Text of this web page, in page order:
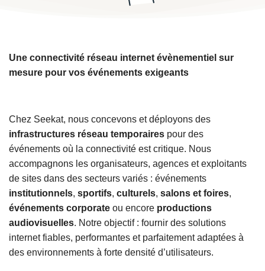
Une connectivité réseau internet évènementiel sur
mesure pour vos événements exigeants
Chez Seekat, nous concevons et déployons des
infrastructures réseau temporaires pour des
événements où la connectivité est critique. Nous
accompagnons les organisateurs, agences et exploitants
de sites dans des secteurs variés : événements
institutionnels, sportifs, culturels, salons et foires,
événements corporate ou encore productions
audiovisuelles. Notre objectif : fournir des solutions
internet fiables, performantes et parfaitement adaptées à
des environnements à forte densité d’utilisateurs.